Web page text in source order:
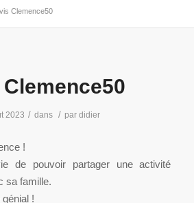
Clemence50
2023 / dans / pardidier
!
de pouvoir partager une activité
sa famille.
!